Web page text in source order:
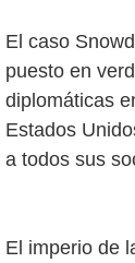
El caso
puesto en
diplomáticas
Estados
a todos sus
El imperio de